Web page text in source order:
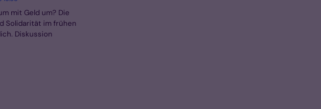
mit Geld um? Die
Solidarität im frühen
Diskussion